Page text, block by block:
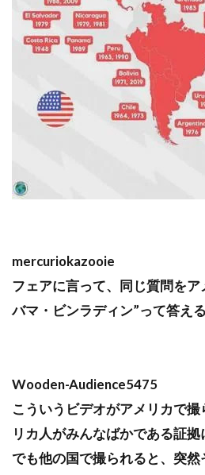
mercuriokazooie
フェアに言って、同じ質問を
バマ・ビンラディン”って答える
Wooden-Audience5475
こういうビデオがアメリカで
リカ人がみんなばかである証拠
でも他の国で撮られると、突